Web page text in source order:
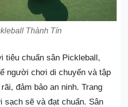
Thành Tín
chuẩn sân Pickleball,
người chơi di chuyển và tập
đảm bảo an ninh. Trang
sạch sẽ và đạt chuẩn. Sân